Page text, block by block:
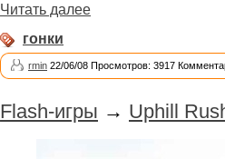
Читать далее
гонки
rmin 22/06/08 Просмотров: 3917
Flash-игры → Uphill